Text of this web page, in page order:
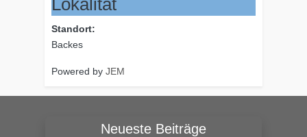
Lokalität
Standort:
Backes
Powered byJEM
Neueste Beiträge